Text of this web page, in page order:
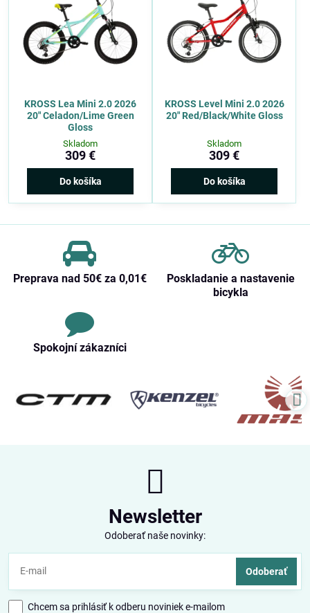
KROSS Lea Mini 2.0 2026
20" Celadon/Lime Green
Gloss
Skladom
309 €
Do košíka
KROSS Level Mini 2.0 2026
20" Red/Black/White Gloss
Skladom
309 €
Do košíka
Preprava nad 50€ za 0,01€
Poskladanie a nastavenie
bicykla
Spokojní zákazníci
Newsletter
Odoberať naše novinky:
Odoberať
Chcem sa prihlásiť k odberu noviniek e-mailom